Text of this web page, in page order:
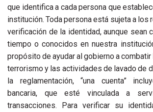
que identifica a cada persona que
institución. Toda persona está sujeta a los
verificación de la identidad, aunque sean
tiempo o conocidos en nuestra
propósito de ayudar al gobierno a
terrorismo y las actividades de lavado de
la reglamentación, “una cuenta”
bancaria, que esté vinculada a
transacciones. Para verificar su